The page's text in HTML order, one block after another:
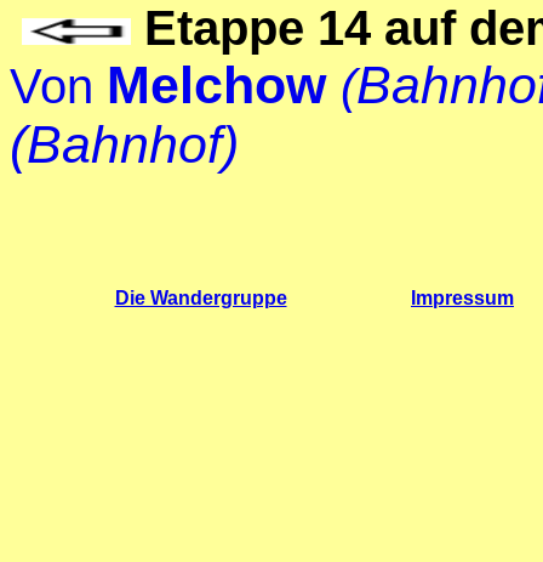
Etappe 14 auf
Von Melchow (
(Bahnhof)
Die Wandergruppe Impressum